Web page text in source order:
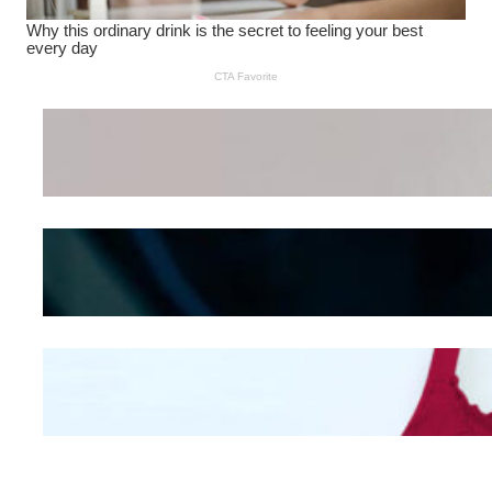
Wanita Pamer Pakaian
Kepribadian
Mengintip Kepribadian
Wanita Dari Warna Bra